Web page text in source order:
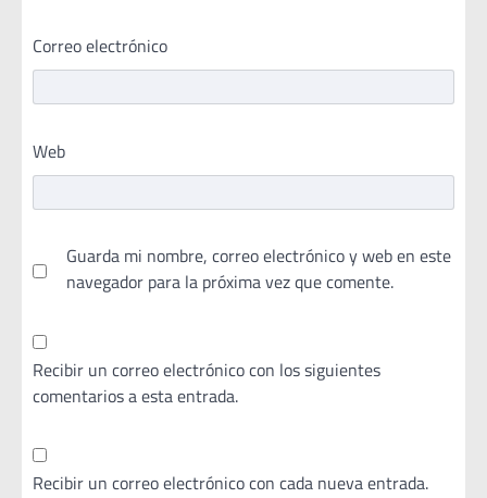
Correo electrónico
Web
Guarda mi nombre, correo electrónico y web en este
navegador para la próxima vez que comente.
Recibir un correo electrónico con los siguientes
comentarios a esta entrada.
Recibir un correo electrónico con cada nueva entrada.